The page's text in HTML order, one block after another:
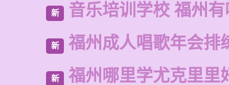
新 音乐培训学校 福州
新 福州成人唱歌年会排
新 福州哪里学尤克里里